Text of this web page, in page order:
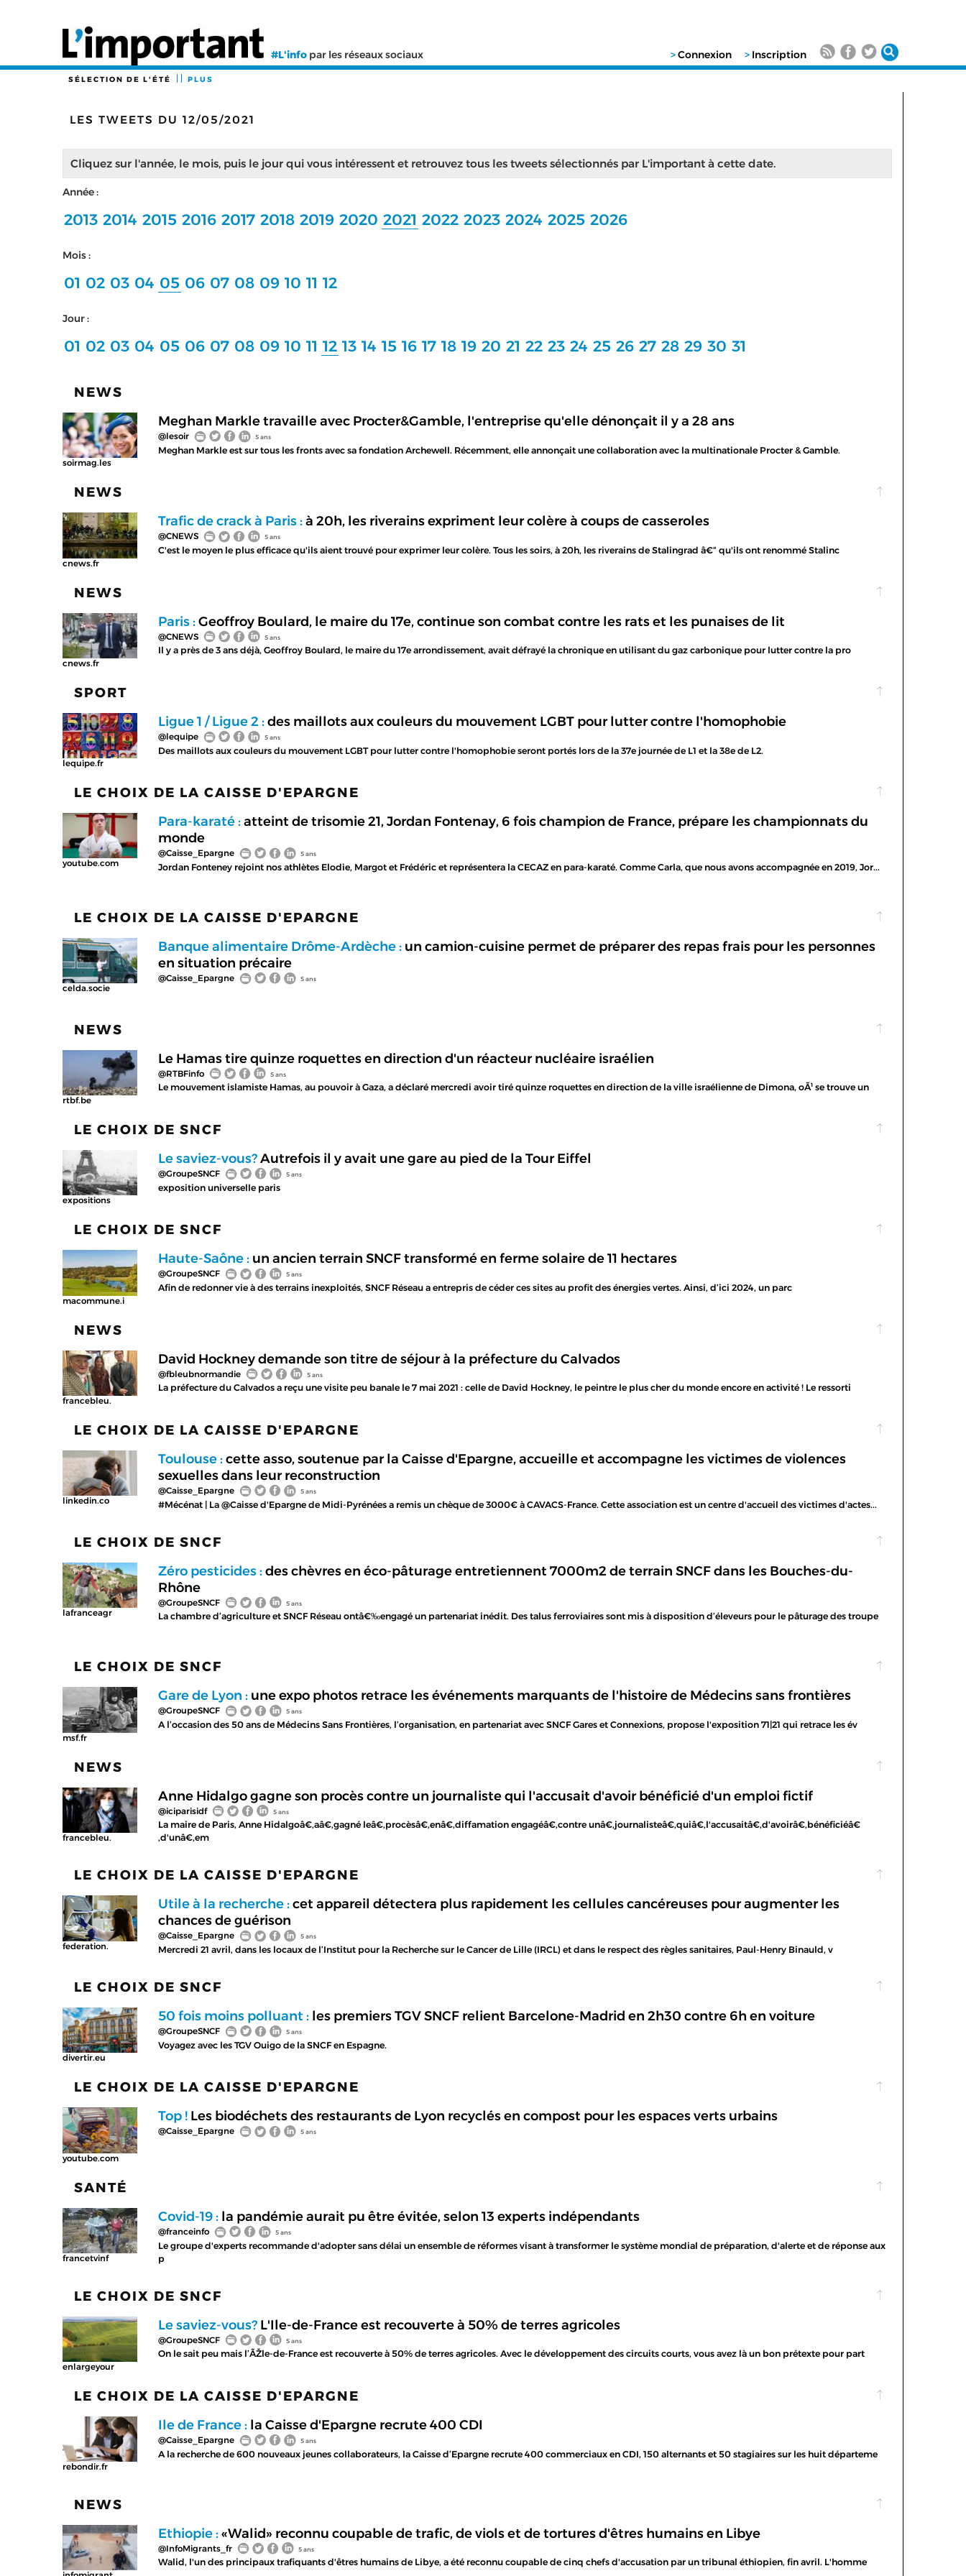
#L'info par les réseaux sociaux >Connexion > Inscription
SÉLECTION DE L'ÉTÉ PLUS
LES TWEETS DU 12/05/2021
Cliquez sur l'année, le mois, puis le jour qui vous intéressent et retrouvez tous les tweets sélectionnés par L'important à cette date.
Année :
2013 2014 2015 2016 2017 2018 2019 2020 2021 2022 2023 2024 2025 2026
Mois :
01 02 03 04 05 06 07 08 09 10 11 12
Jour :
01 02 03 04 05 06 07 08 09 10 11 12 13 14 15 16 17 18 19 20 21 22 23 24 25 26 27 28 29 30 31
NEWS
soirmag.les
Meghan Markle travaille avec Procter&Gamble, l'entreprise qu'elle dénonçait il y a 28 ans
@lesoir 5 ans
Meghan Markle est sur tous les fronts avec sa fondation Archewell. Récemment, elle annonçait une collaboration avec la multinationale Procter & Gamble.
NEWS
cnews.fr
Trafic de crack à Paris :à 20h, les riverains expriment leur colère à coups de casseroles
@CNEWS 5 ans
C'est le moyen le plus efficace qu'ils aient trouvé pour exprimer leur colère. Tous les soirs, à 20h, les riverains de Stalingrad â€“ qu'ils ont renommé Stalinc
NEWS
cnews.fr
Paris :Geoffroy Boulard, le maire du 17e, continue son combat contre les rats et les punaises de lit
@CNEWS 5 ans
Il y a près de 3 ans déjà, Geoffroy Boulard, le maire du 17e arrondissement, avait défrayé la chronique en utilisant du gaz carbonique pour lutter contre la pro
SPORT
lequipe.fr
Ligue 1 / Ligue 2 :des maillots aux couleurs du mouvement LGBT pour lutter contre l'homophobie
@lequipe 5 ans
Des maillots aux couleurs du mouvement LGBT pour lutter contre l'homophobie seront portés lors de la 37e journée de L1 et la 38e de L2.
LE CHOIX DE LA CAISSE D'EPARGNE
youtube.com
Para-karaté :atteint de trisomie 21, Jordan Fontenay, 6 fois champion de France, prépare les championnats du
monde
@Caisse_Epargne 5 ans
Jordan Fonteney rejoint nos athlètes Elodie, Margot et Frédéric et représentera la CECAZ en para-karaté. Comme Carla, que nous avons accompagnée en 2019, Jor...
LE CHOIX DE LA CAISSE D'EPARGNE
celda.socie
Banque alimentaire Drôme-Ardèche : un camion-cuisine permet de préparer des repas frais pour les personnes
en situation précaire
@Caisse_Epargne 5 ans
NEWS
rtbf.be
Le Hamas tire quinze roquettes en direction d'un réacteur nucléaire israélien
@RTBFinfo 5 ans
Le mouvement islamiste Hamas, au pouvoir à Gaza, a déclaré mercredi avoir tiré quinze roquettes en direction de la ville israélienne de Dimona, oÃ¹ se trouve un
LE CHOIX DE SNCF
expositions
Le saviez-vous?Autrefois il y avait une gare au pied de la Tour Eiffel
@GroupeSNCF 5 ans
exposition universelle paris
LE CHOIX DE SNCF
macommune.i
Haute-Saône : un ancien terrain SNCF transformé en ferme solaire de 11 hectares
@GroupeSNCF 5 ans
Afin de redonner vie à des terrains inexploités, SNCF Réseau a entrepris de céder ces sites au profit des énergies vertes. Ainsi, d’ici 2024, un parc
NEWS
francebleu.
David Hockney demande son titre de séjour à la préfecture du Calvados
@fbleubnormandie 5 ans
La préfecture du Calvados a reçu une visite peu banale le 7 mai 2021 : celle de David Hockney, le peintre le plus cher du monde encore en activité ! Le ressorti
LE CHOIX DE LA CAISSE D'EPARGNE
linkedin.co
Toulouse :cette asso, soutenue par la Caisse d'Epargne, accueille et accompagne les victimes de violences
sexuelles dans leur reconstruction
@Caisse_Epargne 5 ans
#Mécénat | La @Caisse d'Epargne de Midi-Pyrénées a remis un chèque de 3000€ à CAVACS-France. Cette association est un centre d'accueil des victimes d'actes...
LE CHOIX DE SNCF
lafranceagr
Zéro pesticides :des chèvres en éco-pâturage entretiennent 7000m2 de terrain SNCF dans les Bouches-du-
Rhône
@GroupeSNCF 5 ans
La chambre d’agriculture et SNCF Réseau ontâ€‰engagé un partenariat inédit. Des talus ferroviaires sont mis à disposition d’éleveurs pour le pâturage des troupe
LE CHOIX DE SNCF
msf.fr
Gare de Lyon : une expo photos retrace les événements marquants de l'histoire de Médecins sans frontières
@GroupeSNCF 5 ans
A l’occasion des 50 ans de Médecins Sans Frontières, l’organisation, en partenariat avec SNCF Gares et Connexions, propose l'exposition 71|21 qui retrace les év
NEWS
francebleu.
Anne Hidalgo gagne son procès contre un journaliste qui l'accusait d'avoir bénéficié d'un emploi fictif
@iciparisidf 5 ans
La maire de Paris, Anne Hidalgoâ€‚aâ€‚gagné leâ€‚procèsâ€‚enâ€‚diffamation engagéâ€‚contre unâ€‚journalisteâ€‚quiâ€‚l'accusaitâ€‚d'avoirâ€‚bénéficiéâ€
‚d'unâ€‚em
LE CHOIX DE LA CAISSE D'EPARGNE
federation.
Utile à la recherche :cet appareil détectera plus rapidement les cellules cancéreuses pour augmenter les
chances de guérison
@Caisse_Epargne 5 ans
Mercredi 21 avril, dans les locaux de l’Institut pour la Recherche sur le Cancer de Lille (IRCL) et dans le respect des règles sanitaires, Paul-Henry Binauld, v
LE CHOIX DE SNCF
divertir.eu
50 fois moins polluant : les premiers TGV SNCF relient Barcelone-Madrid en 2h30 contre 6h en voiture
@GroupeSNCF 5 ans
Voyagez avec les TGV Ouigo de la SNCF en Espagne.
LE CHOIX DE LA CAISSE D'EPARGNE
youtube.com
Top ! Les biodéchets des restaurants de Lyon recyclés en compost pour les espaces verts urbains
@Caisse_Epargne 5 ans
SANTÉ
francetvinf
Covid-19 : la pandémie aurait pu être évitée, selon 13 experts indépendants
@franceinfo 5 ans
Le groupe d'experts recommande d'adopter sans délai un ensemble de réformes visant à transformer le système mondial de préparation, d'alerte et de réponse aux
p
LE CHOIX DE SNCF
enlargeyour
Le saviez-vous? L'Ile-de-France est recouverte à 50% de terres agricoles
@GroupeSNCF 5 ans
On le sait peu mais l’ÃŽle-de-France est recouverte à 50% de terres agricoles. Avec le développement des circuits courts, vous avez là un bon prétexte pour part
LE CHOIX DE LA CAISSE D'EPARGNE
rebondir.fr
Ile de France : la Caisse d'Epargne recrute 400 CDI
@Caisse_Epargne 5 ans
A la recherche de 600 nouveaux jeunes collaborateurs, la Caisse d’Epargne recrute 400 commerciaux en CDI, 150 alternants et 50 stagiaires sur les huit départeme
NEWS
Ethiopie :«Walid» reconnu coupable de trafic, de viols et de tortures d'êtres humains en Libye
@InfoMigrants_fr 5 ans
Walid, l'un des principaux trafiquants d'êtres humains de Libye, a été reconnu coupable de cinq chefs d'accusation par un tribunal éthiopien, fin avril. L'homme